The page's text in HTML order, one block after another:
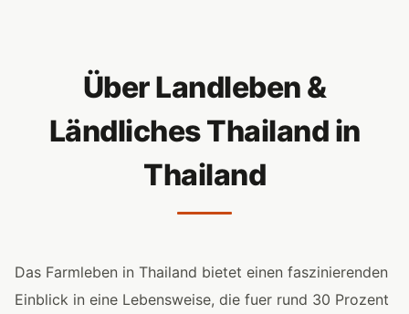
Über Landleben &
Ländliches Thailand in
Thailand
Das Farmleben in Thailand bietet einen faszinierenden
Einblick in eine Lebensweise, die fuer rund 30 Prozent